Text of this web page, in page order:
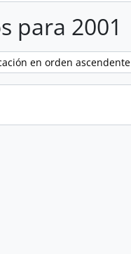
para 2001
en orden ascendente